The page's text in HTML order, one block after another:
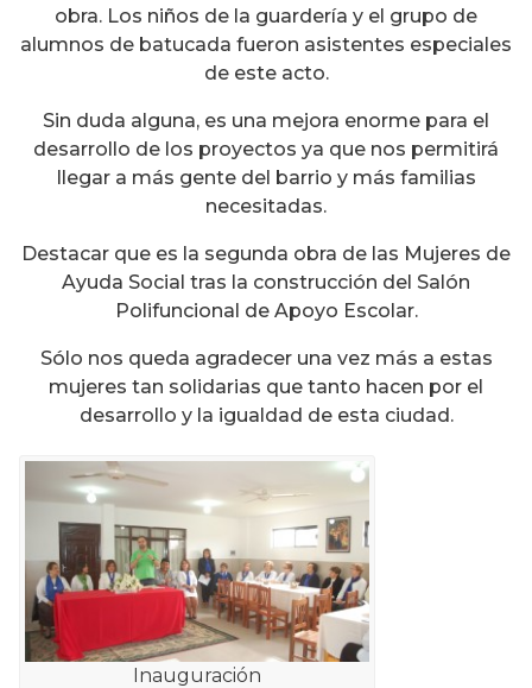
obra. Los niños de la guardería y el grupo de
alumnos de batucada fueron asistentes especiales
de este acto.
Sin duda alguna, es una mejora enorme para el
desarrollo de los proyectos ya que nos permitirá
llegar a más gente del barrio y más familias
necesitadas.
Destacar que es la segunda obra de las Mujeres de
Ayuda Social tras la construcción del Salón
Polifuncional de Apoyo Escolar.
Sólo nos queda agradecer una vez más a estas
mujeres tan solidarias que tanto hacen por el
desarrollo y la igualdad de esta ciudad.
Inauguración